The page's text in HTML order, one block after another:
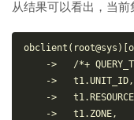
从结果可以看出，当前
->   /*+
->   t1.UNIT_ID,
->
->   t1.ZONE,